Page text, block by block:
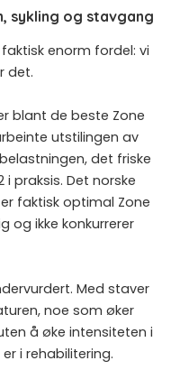
sykling og stavgang
enorm fordel: vi
det.
blant de beste Zone
utstilingen av
det friske
praksis. Det norske
faktisk optimal Zone
og ikke konkurrerer
Med staver
noe som øker
å øke intensiteten i
i rehabilitering.